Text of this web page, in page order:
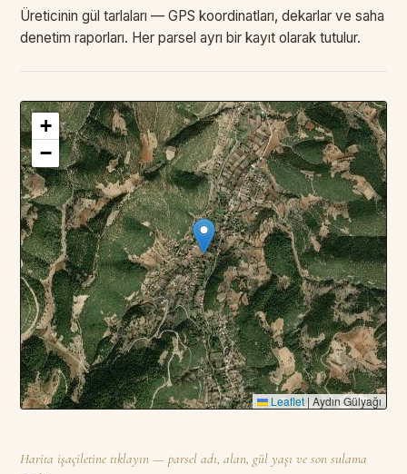
Üreticinin gül tarlaları — GPS koordinatları, dekarlar ve saha
denetim raporları. Her parsel ayrı bir kayıt olarak tutulur.
3 PARSEL · TOPLAM—DA
+
−
Leaflet|Aydın Gülyağı
Harita işaçiletine tıklayın — parsel adı, alan, gül yaşı ve son sulama